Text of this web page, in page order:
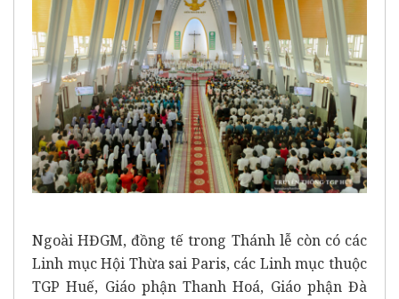
Ngoài HĐGM, đồng tế trong Thánh lễ còn có các
Linh mục Hội Thừa sai Paris, các Linh mục thuộc
TGP Huế, Giáo phận Thanh Hoá, Giáo phận Đà